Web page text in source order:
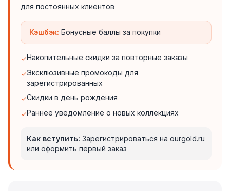
для постоянных клиентов
Кэшбэк: Бонусные баллы за покупки
✓Накопительные скидки за повторные заказы
✓Эксклюзивные промокоды для
зарегистрированных
✓Скидки в день рождения
✓Раннее уведомление о новых коллекциях
Как вступить: Зарегистрироваться на ourgold.ru
или оформить первый заказ